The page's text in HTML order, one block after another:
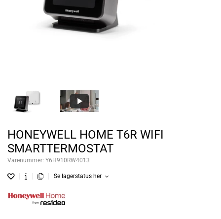
HONEYWELL HOME T6R WIFI
SMARTTERMOSTAT
Varenummer: Y6H910RW4013
Se lagerstatus her